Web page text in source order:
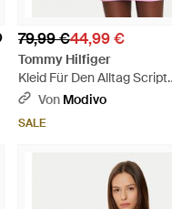
79,99 €44,99 €
Tommy Hilfiger
Kleid Für Den Alltag Script
Dw0Dw21186 Slim Fit - Pink
Von Modivo
SALE